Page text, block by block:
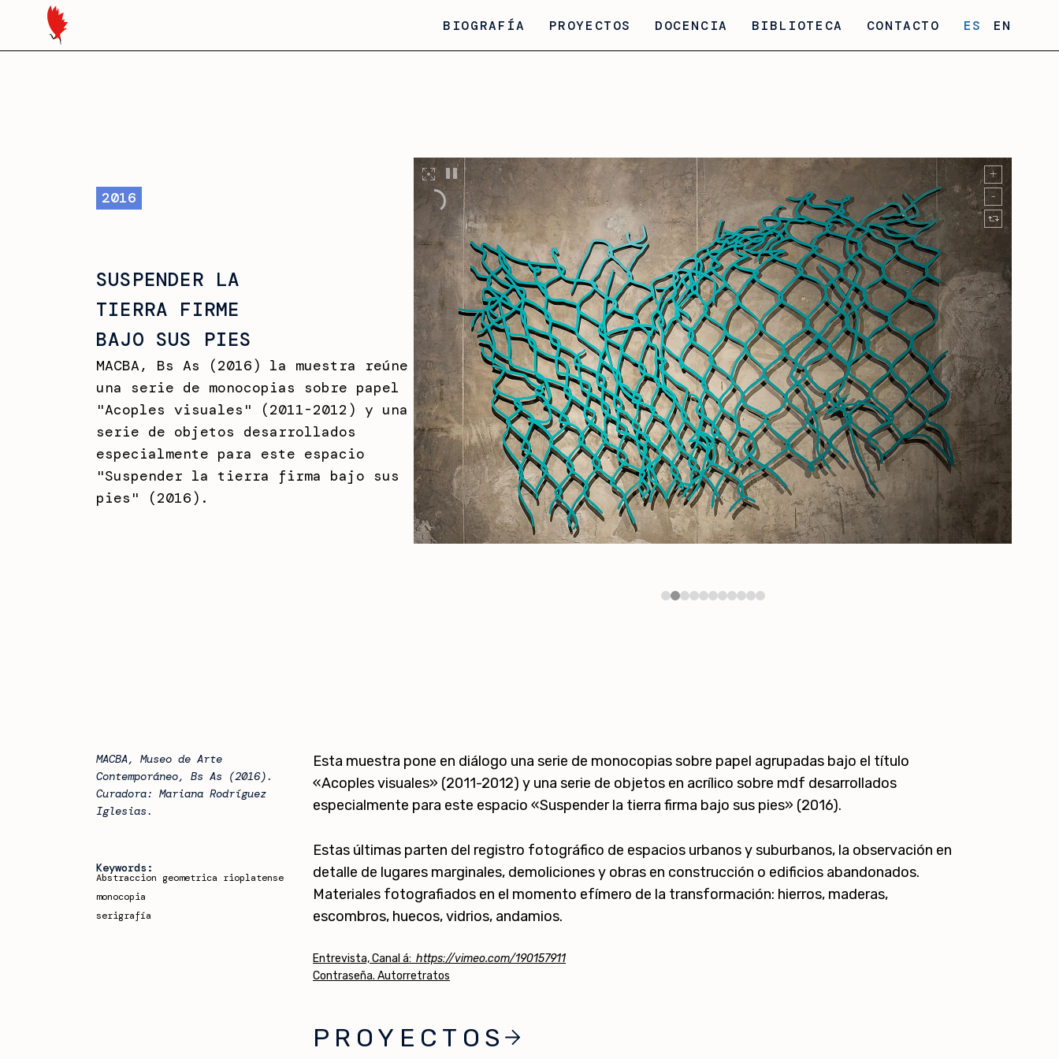
BIOGRAFÍA PROYECTOS DOCENCIA BIBLIOTECA CONTACTO ES EN
2016
SUSPENDER LA
TIERRA FIRME
BAJO SUS PIES
MACBA, Bs As (2016) la muestra reúne
una serie de monocopias sobre papel
"Acoples visuales" (2011-2012) y una
serie de objetos desarrollados
especialmente para este espacio
"Suspender la tierra firma bajo sus
pies" (2016).
MACBA, Museo de Arte
Contemporáneo, Bs As (2016).
Curadora: Mariana Rodríguez
Iglesias.
Keywords:
Abstraccion geometrica rioplatense
monocopia
serigrafía
Esta muestra pone en diálogo una serie de monocopias sobre papel agrupadas bajo el título
«Acoples visuales» (2011-2012) y una serie de objetos en acrílico sobre mdf desarrollados
especialmente para este espacio «Suspender la tierra firma bajo sus pies» (2016).
Estas últimas parten del registro fotográfico de espacios urbanos y suburbanos, la observación en
detalle de lugares marginales, demoliciones y obras en construcción o edificios abandonados.
Materiales fotografiados en el momento efímero de la transformación: hierros, maderas,
escombros, huecos, vidrios, andamios.
Entrevista, Canal á: https://vimeo.com/190157911
Contraseña. Autorretratos
PROYECTOS